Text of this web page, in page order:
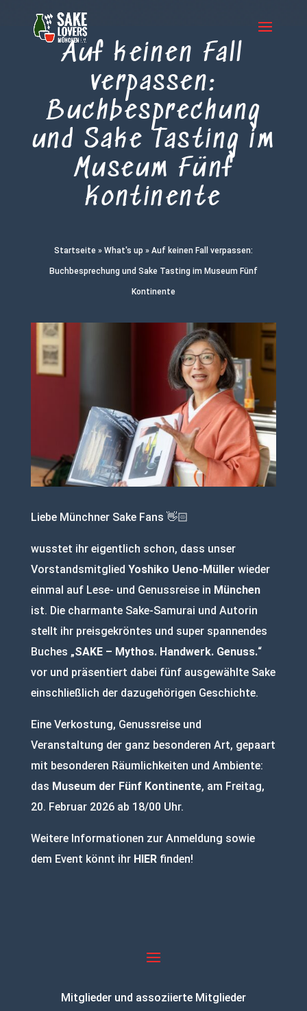
Auf keinen Fall
verpassen:
Buchbesprechung
und Sake Tasting im
Museum Fünf
Kontinente
Startseite » What's up » Auf keinen Fall verpassen:
Buchbesprechung und Sake Tasting im Museum Fünf
Kontinente
Liebe Münchner Sake Fans 👋🏻
wusstet ihr eigentlich schon, dass unser
Vorstandsmitglied Yoshiko Ueno-Müller wieder
einmal auf Lese- und Genussreise in München
ist. Die charmante Sake-Samurai und Autorin
stellt ihr preisgekröntes und super spannendes
Buches „SAKE – Mythos. Handwerk. Genuss.“
vor und präsentiert dabei fünf ausgewählte Sake
einschließlich der dazugehörigen Geschichte.
Eine Verkostung, Genussreise und
Veranstaltung der ganz besonderen Art, gepaart
mit besonderen Räumlichkeiten und Ambiente:
das Museum der Fünf Kontinente, am Freitag,
20. Februar 2026 ab 18/00 Uhr.
Weitere Informationen zur Anmeldung sowie
dem Event könnt ihr HIER finden!
Mitglieder und assoziierte Mitglieder